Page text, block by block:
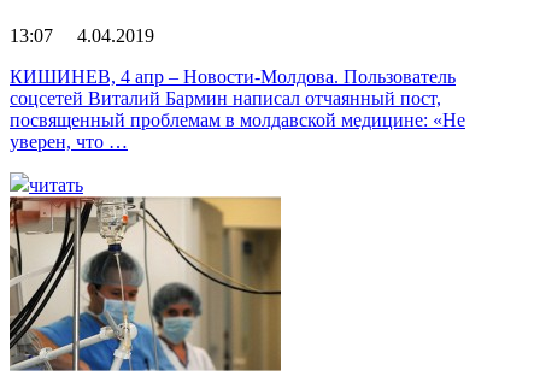
13:07 4.04.2019
КИШИНЕВ, 4 апр – Новости-Молдова. Пользователь
соцсетей Виталий Бармин написал отчаянный пост,
посвященный проблемам в молдавской медицине: «Не
уверен, что …
читать